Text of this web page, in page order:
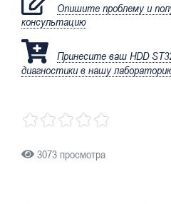
Опишите проблему и
консультацию
Принесите ваш HDD
диагностики в нашу
3073 просмотра